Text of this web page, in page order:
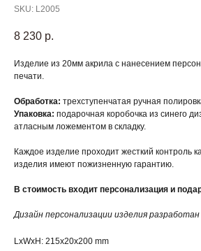
SKU: L2005
8 230 р.
Изделие из 20мм акрила с нанесением
печати.
Обработка: трехступенчатая ручная
Упаковка: подарочная коробочка из синего
атласным ложементом в складку.
Каждое изделие проходит жесткий контроль
изделия имеют пожизненную гарантию.
В стоимость входит персонализация и
Дизайн персонализации изделия разработан
LxWxH: 215x20x200 mm